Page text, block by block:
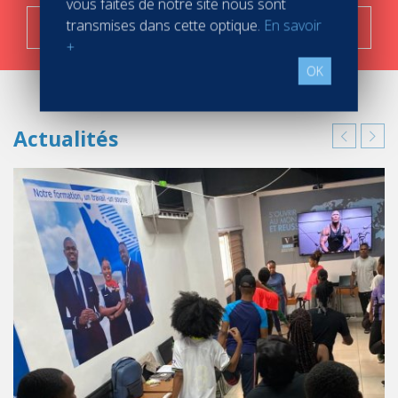
C'est parti !
Actualités
vous faites de notre site nous sont
transmises dans cette optique. En savoir
+
OK